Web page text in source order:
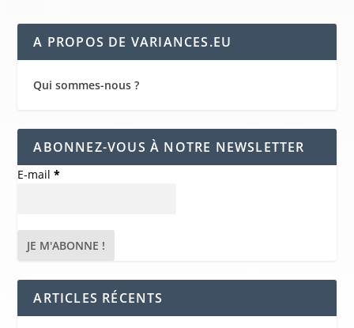
A PROPOS DE VARIANCES.EU
Qui sommes-nous ?
ABONNEZ-VOUS À NOTRE NEWSLETTER
E-mail*
ARTICLES RÉCENTS